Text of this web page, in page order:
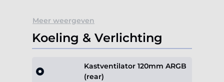
Meer weergeven
Koeling & Verlichting
Kastventilator 120mm ARGB
(rear)